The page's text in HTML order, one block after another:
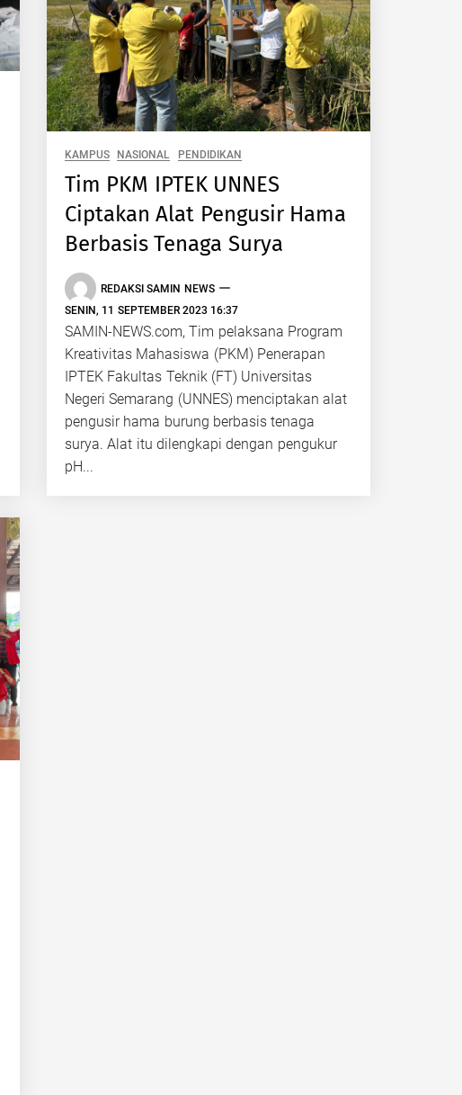
KAMPUS NASIONAL PENDIDIKAN
Tim PKM IPTEK UNNES
Ciptakan Alat Pengusir Hama
Berbasis Tenaga Surya
REDAKSI SAMIN NEWS
SENIN, 11 SEPTEMBER 2023 16:37
SAMIN-NEWS.com, Tim pelaksana Program
Kreativitas Mahasiswa (PKM) Penerapan
IPTEK Fakultas Teknik (FT) Universitas
Negeri Semarang (UNNES) menciptakan alat
pengusir hama burung berbasis tenaga
surya. Alat itu dilengkapi dengan pengukur
pH...